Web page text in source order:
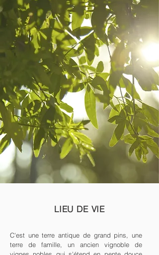
LIEU DE VIE
C'est une terre antique de grand pins, une
terre de famille, un ancien vignoble de